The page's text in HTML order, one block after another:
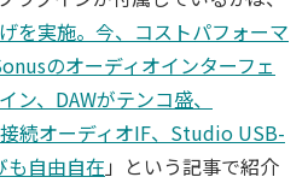
を実施。今、コストパフォーマ
のオーディオインターフェ
ン、DAWがテンコ盛、
続オーディオIF、Studio USB-
も自由自在 」という記事で紹介